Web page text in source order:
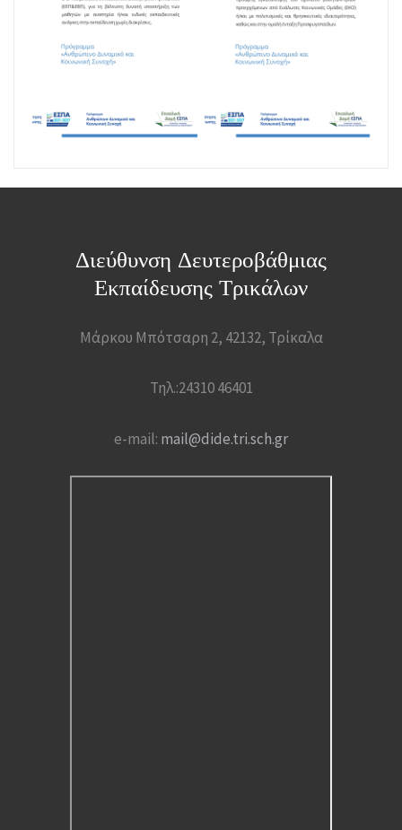
Διεύθυνση Δευτεροβάθμιας
Εκπαίδευσης Τρικάλων
Μάρκου Μπότσαρη 2, 42132, Τρίκαλα
Τηλ.:24310 46401
e-mail: mail@dide.tri.sch.gr